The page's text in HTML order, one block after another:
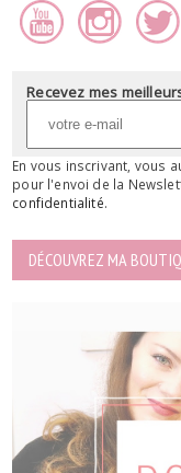
Recevez mes
En vous inscrivant, vous
pour l'envoi de la
confidentialité.
DÉCOUVREZ MA